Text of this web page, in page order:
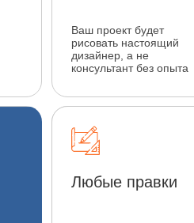
Ваш проект будет
рисовать настоящий
дизайнер, а не
консультант без опыта
Любые правки